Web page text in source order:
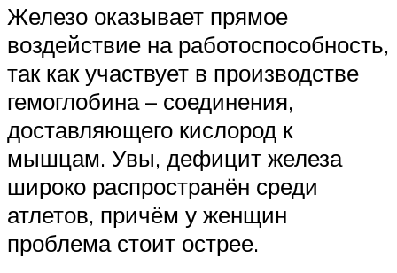
Железо оказывает прямое
воздействие на работоспособность,
так как участвует в производстве
гемоглобина – соединения,
доставляющего кислород к
мышцам. Увы, дефицит железа
широко распространён среди
атлетов, причём у женщин
проблема стоит острее.